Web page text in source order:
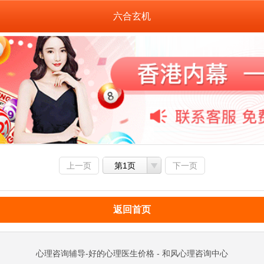
六合玄机
上一页 第1页 下一页
返回首页
心理咨询辅导-好的心理医生价格 - 和风心理咨询中心